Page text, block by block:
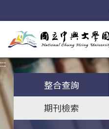
:::
整合查詢
期刊檢索